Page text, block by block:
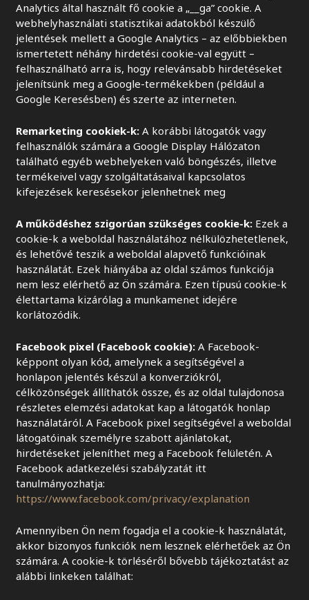
Analytics által használt fő cookie a „__ga” cookie. A
webhelyhasználati statisztikai adatokból készülő
jelentések mellett a Google Analytics – az előbbiekben
ismertetett néhány hirdetési cookie-val együtt –
felhasználható arra is, hogy relevánsabb hirdetéseket
jelenítsünk meg a Google-termékekben (például a
Google Keresésben) és szerte az interneten.
Remarketing cookiek-k: A korábbi látogatók vagy
felhasználók számára a Google Display Hálózaton
található egyéb webhelyeken való böngészés, illetve
termékeivel vagy szolgáltatásaival kapcsolatos
kifejezések keresésekor jelenhetnek meg
A működéshez szigorúan szükséges cookie-k: Ezek a
cookie-k a weboldal használatához nélkülözhetetlenek,
és lehetővé teszik a weboldal alapvető funkcióinak
használatát. Ezek hiányába az oldal számos funkciója
nem lesz elérhető az Ön számára. Ezen típusú cookie-k
élettartama kizárólag a munkamenet idejére
korlátozódik.
Facebook pixel (Facebook cookie):A Facebook-
képpont olyan kód, amelynek a segítségével a
honlapon jelentés készül a konverziókról,
célközönségek állíthatók össze, és az oldal tulajdonosa
részletes elemzési adatokat kap a látogatók honlap
használatáról. A Facebook pixel segítségével a weboldal
látogatóinak személyre szabott ajánlatokat,
hirdetéseket jeleníthet meg a Facebook felületén. A
Facebook adatkezelési szabályzatát itt
tanulmányozhatja:
https://www.facebook.com/privacy/explanation
Amennyiben Ön nem fogadja el a cookie-k használatát,
akkor bizonyos funkciók nem lesznek elérhetőek az Ön
számára. A cookie-k törléséről bővebb tájékoztatást az
alábbi linkeken találhat: